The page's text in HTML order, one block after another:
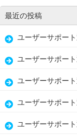
最近の投稿